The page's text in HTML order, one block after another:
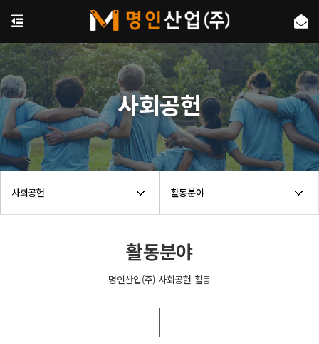
사회공헌 활동분야
사회공헌
활동분야
명인산업(주) 사회공헌 활동